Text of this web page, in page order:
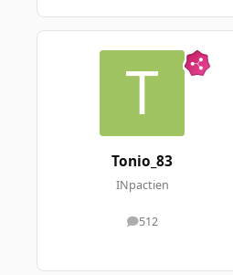
Tonio_83
INpactien
512
messages